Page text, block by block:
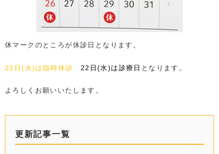
休マークのところが休診日となります。
21日(火)は臨時休診 22日(水)は診療日 となります。
よろしくお願いいたします。
更新記事一覧